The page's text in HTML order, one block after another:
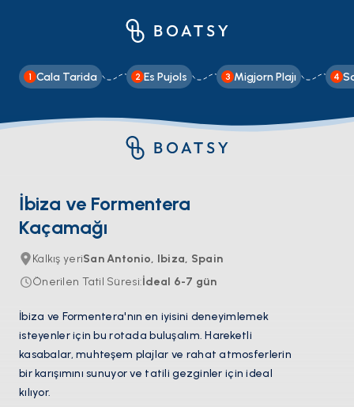
1 Cala Tarida 2 Es Pujols 3 Migjorn Plajı 4
İbiza ve Formentera
Kaçamağı
Kalkış yeriSan Antonio, Ibiza, Spain
Önerilen Tatil Süresi:İdeal 6-7 gün
İbiza ve Formentera'nın en iyisini deneyimlemek
isteyenler için bu rotada buluşalım. Hareketli
kasabalar, muhteşem plajlar ve rahat atmosferlerin
bir karışımını sunuyor ve tatili gezginler için ideal
kılıyor.